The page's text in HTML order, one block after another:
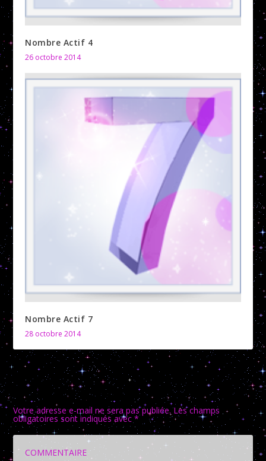
Nombre Actif 4
26 octobre 2014
Nombre Actif 7
28 octobre 2014
LAISSER UNE RÉPONSE
Votre adresse e-mail ne sera pas publiée. Les champs
obligatoires sont indiqués avec*